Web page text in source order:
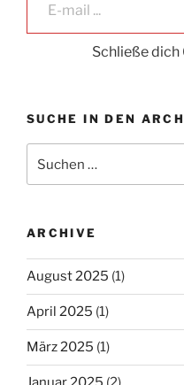
Schließe
SUCHE IN DEN
nach:
ARCHIVE
August 2025 (1)
April 2025 (1)
März 2025 (1)